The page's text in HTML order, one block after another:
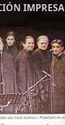
IMPRESA